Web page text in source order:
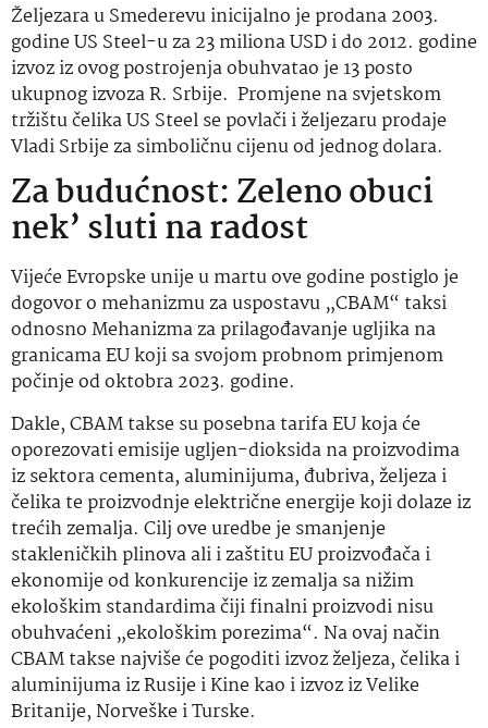
Željezara u Smederevu inicijalno je prodana 2003.
godine US Steel-u za 23 miliona USD i do 2012. godine
izvoz iz ovog postrojenja obuhvatao je 13 posto
ukupnog izvoza R. Srbije. Promjene na svjetskom
tržištu čelika US Steel se povlači i željezaru prodaje
Vladi Srbije za simboličnu cijenu od jednog dolara.
Za budućnost: Zeleno obuci
nek’ sluti na radost
Vijeće Evropske unije u martu ove godine postiglo je
dogovor o mehanizmu za uspostavu „CBAM“ taksi
odnosno Mehanizma za prilagođavanje ugljika na
granicama EU koji sa svojom probnom primjenom
počinje od oktobra 2023. godine.
Dakle, CBAM takse su posebna tarifa EU koja će
oporezovati emisije ugljen-dioksida na proizvodima
iz sektora cementa, aluminijuma, đubriva, željeza i
čelika te proizvodnje električne energije koji dolaze iz
trećih zemalja. Cilj ove uredbe je smanjenje
stakleničkih plinova ali i zaštitu EU proizvođača i
ekonomije od konkurencije iz zemalja sa nižim
ekološkim standardima čiji finalni proizvodi nisu
obuhvaćeni „ekološkim porezima“. Na ovaj način
CBAM takse najviše će pogoditi izvoz željeza, čelika i
aluminijuma iz Rusije i Kine kao i izvoz iz Velike
Britanije, Norveške i Turske.